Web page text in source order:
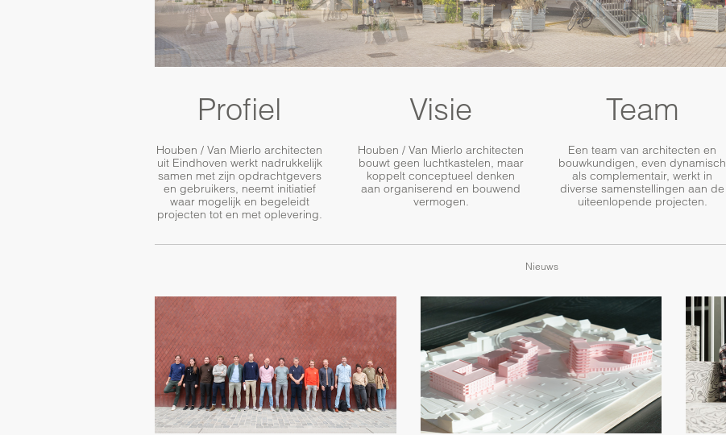
Profiel
Houben / Van Mierlo architecten
uit Eindhoven werkt nadrukkelijk
samen met zijn opdrachtgevers
en gebruikers, neemt initiatief
waar mogelijk en begeleidt
projecten tot en met oplevering.
Visie
Houben / Van Mierlo architecten
bouwt geen luchtkastelen, maar
koppelt conceptueel denken
aan organiserend en bouwend
vermogen.
Team
Een team van architecten en
bouwkundigen, even dynamisch
als complementair, werkt in
diverse samenstellingen aan de
uiteenlopende projecten.
Nieuws